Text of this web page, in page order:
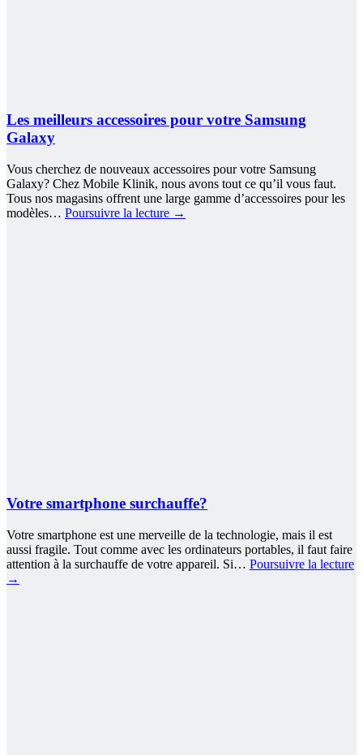
Les meilleurs accessoires pour votre Samsung
Galaxy
Vous cherchez de nouveaux accessoires pour votre Samsung
Galaxy? Chez Mobile Klinik, nous avons tout ce qu’il vous faut.
Tous nos magasins offrent une large gamme d’accessoires pour les
modèles… Poursuivre la lecture →
Votre smartphone surchauffe?
Votre smartphone est une merveille de la technologie, mais il est
aussi fragile. Tout comme avec les ordinateurs portables, il faut faire
attention à la surchauffe de votre appareil. Si… Poursuivre la lecture
→